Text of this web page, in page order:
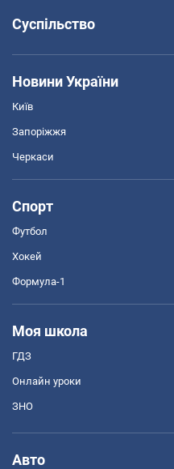
Суспільство
Новини України
Київ
Запоріжжя
Черкаси
Спорт
Футбол
Хокей
Формула-1
Моя школа
ГДЗ
Онлайн уроки
ЗНО
Авто